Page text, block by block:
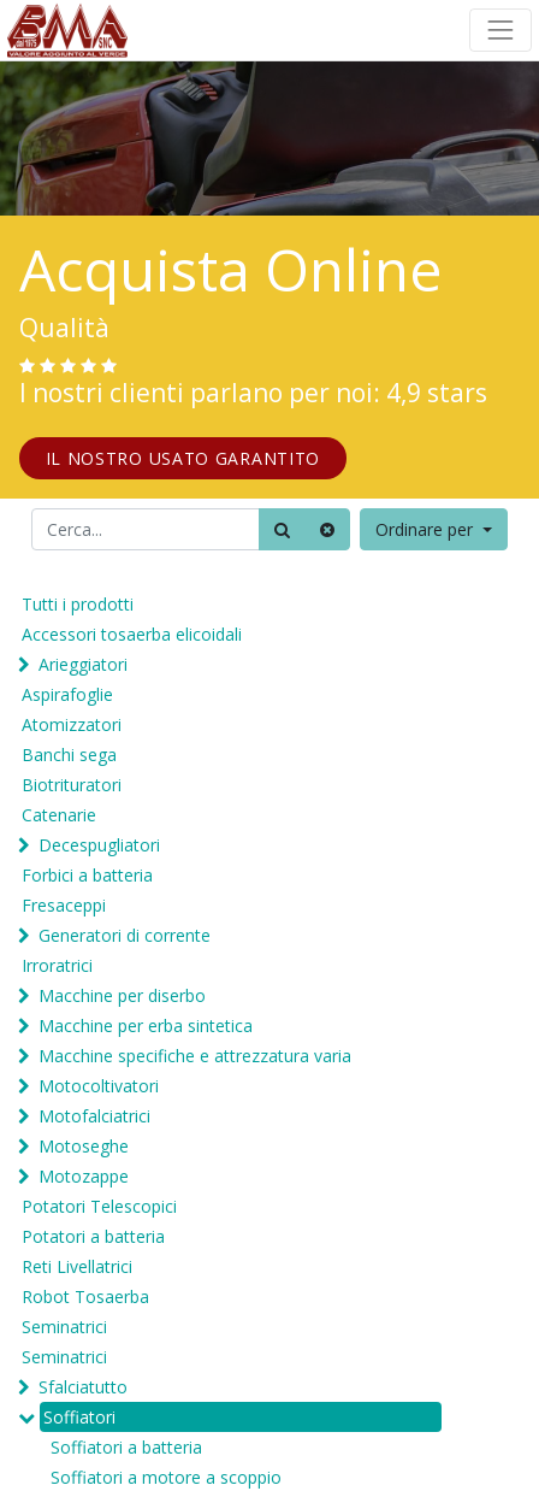
Acquista Online
Qualità
I nostri clienti parlano per noi: 4,9 stars
IL NOSTRO USATO GARANTITO
Ordinare per
Tutti i prodotti
Accessori tosaerba elicoidali
Arieggiatori
Aspirafoglie
Atomizzatori
Banchi sega
Biotrituratori
Catenarie
Decespugliatori
Forbici a batteria
Fresaceppi
Generatori di corrente
Irroratrici
Macchine per diserbo
Macchine per erba sintetica
Macchine specifiche e attrezzatura varia
Motocoltivatori
Motofalciatrici
Motoseghe
Motozappe
Potatori Telescopici
Potatori a batteria
Reti Livellatrici
Robot Tosaerba
Seminatrici
Seminatrici
Sfalciatutto
Soffiatori
Soffiatori a batteria
Soffiatori a motore a scoppio